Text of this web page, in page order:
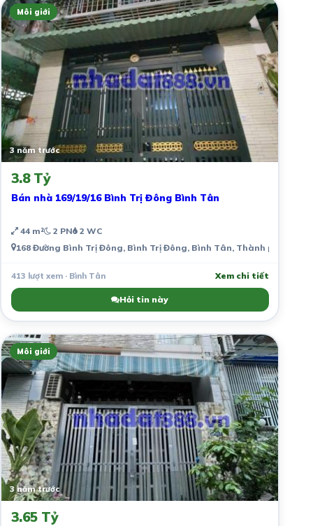
Môi giới
3 năm trước
3.8 Tỷ
Bán nhà 169/19/16 Bình Trị Đông Bình Tân
44 m² 2 PN 2 WC
168 Đường Bình Trị Đông, Bình Trị Đông, Bình Tân, Thành phố Hồ
413 lượt xem · Bình Tân Xem chi tiết
Hỏi tin này
Môi giới
3 năm trước
3.65 Tỷ